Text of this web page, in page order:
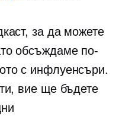
за да можете
обсъждаме по-
с инфлуенсъри.
вие ще бъдете